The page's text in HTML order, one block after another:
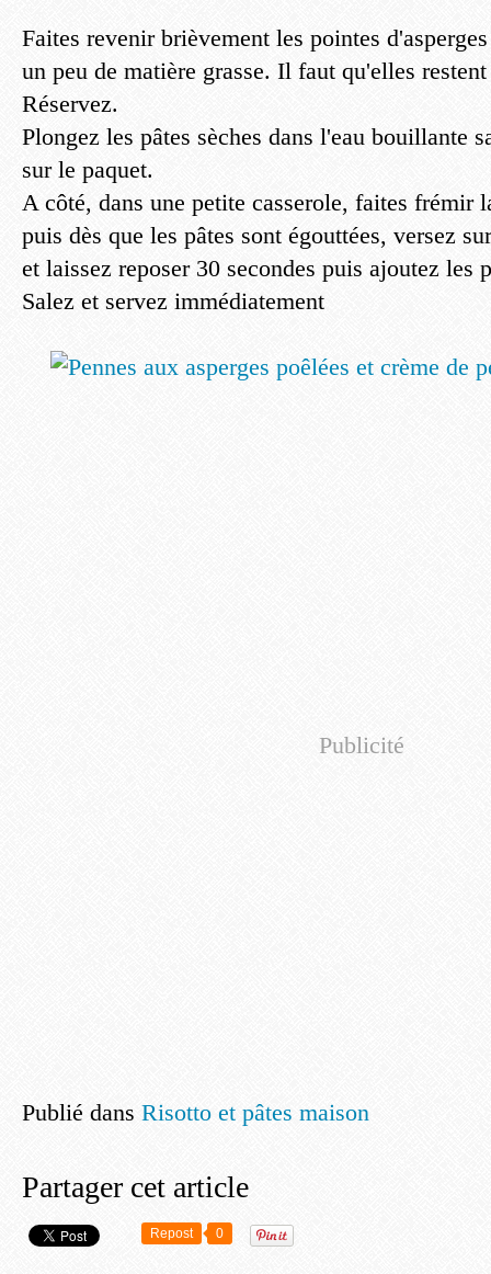
Faites revenir brièvement les pointes
un peu de matière grasse. Il faut qu'elles
Réservez.
Plongez les pâtes sèches dans l'eau bouillante
sur le paquet.
A côté, dans une petite casserole, faites frémir
puis dès que les pâtes sont égouttées, versez
et laissez reposer 30 secondes puis ajoutez les
Salez et servez immédiatement
Publicité
Publié dans Risotto et pâtes maison
Partager cet article
Repost 0